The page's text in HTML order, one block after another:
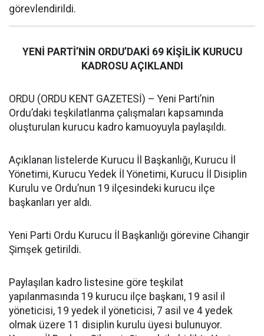
görevlendirildi.
YENİ PARTİ’NİN ORDU’DAKİ 69 KİŞİLİK KURUCU
KADROSU AÇIKLANDI
ORDU (ORDU KENT GAZETESİ) – Yeni Parti’nin
Ordu’daki teşkilatlanma çalışmaları kapsamında
oluşturulan kurucu kadro kamuoyuyla paylaşıldı.
Açıklanan listelerde Kurucu İl Başkanlığı, Kurucu İl
Yönetimi, Kurucu Yedek İl Yönetimi, Kurucu İl Disiplin
Kurulu ve Ordu’nun 19 ilçesindeki kurucu ilçe
başkanları yer aldı.
Yeni Parti Ordu Kurucu İl Başkanlığı görevine Cihangir
Şimşek getirildi.
Paylaşılan kadro listesine göre teşkilat
yapılanmasında 19 kurucu ilçe başkanı, 19 asil il
yöneticisi, 19 yedek il yöneticisi, 7 asil ve 4 yedek
olmak üzere 11 disiplin kurulu üyesi bulunuyor.